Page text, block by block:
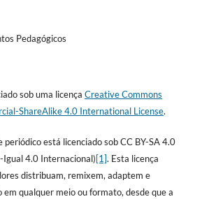
Pedagógicos
sob uma licença Creative Commons
ShareAlike 4.0 International License.
está licenciado sob CC BY-SA 4.0
4.0 Internacional)[1]. Esta licença
distribuam, remixem, adaptem e
qualquer meio ou formato, desde que a